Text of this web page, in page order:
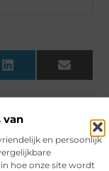
van
en persoonlijk
hoe onze site wordt
LinkedIn Email